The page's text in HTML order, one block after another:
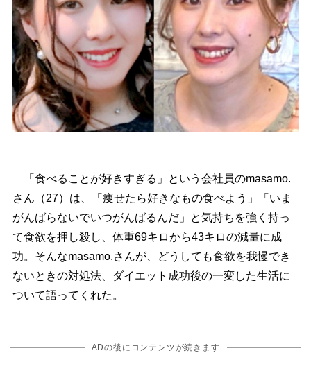
「食べることが好きすぎる」という会社員のmasamo.
さん（27）は、「痩せたら好きなもの食べよう」「いま
がんばらないでいつがんばるんだ」と気持ちを強く持っ
て食欲を押し殺し、体重69キロから43キロの減量に成
功。そんなmasamo.さんが、どうしても食欲を我慢でき
ないときの対処法、ダイエット成功後の一変した生活に
ついて語ってくれた。
ADの後にコンテンツが続きます